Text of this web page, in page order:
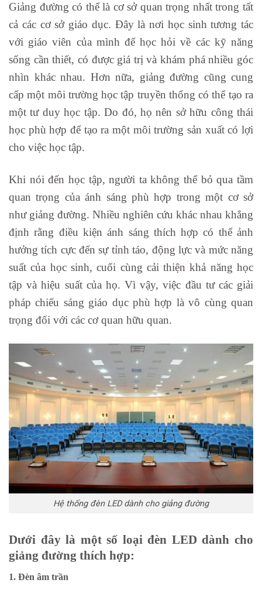
Giảng đường có thể là cơ sở quan trọng nhất trong tất
cả các cơ sở giáo dục. Đây là nơi học sinh tương tác
với giáo viên của mình để học hỏi về các kỹ năng
sống cần thiết, có được giá trị và khám phá nhiều góc
nhìn khác nhau. Hơn nữa, giảng đường cũng cung
cấp một môi trường học tập truyền thống có thể tạo ra
một tư duy học tập. Do đó, họ nên sở hữu công thái
học phù hợp để tạo ra một môi trường sản xuất có lợi
cho việc học tập.
Khi nói đến học tập, người ta không thể bỏ qua tầm
quan trọng của ánh sáng phù hợp trong một cơ sở
như giảng đường. Nhiều nghiên cứu khác nhau khẳng
định rằng điều kiện ánh sáng thích hợp có thể ảnh
hưởng tích cực đến sự tỉnh táo, động lực và mức năng
suất của học sinh, cuối cùng cải thiện khả năng học
tập và hiệu suất của họ. Vì vậy, việc đầu tư các giải
pháp chiếu sáng giáo dục phù hợp là vô cùng quan
trọng đối với các cơ quan hữu quan.
Hệ thống đèn LED dành cho giảng đường
Dưới đây là một số loại đèn LED dành cho
giảng đường thích hợp:
1. Đèn âm trần